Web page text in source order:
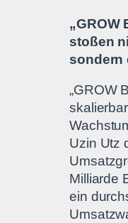
„GROW
stoßen
sondern
„GROW
Uzin Utz
Milliarde
ein